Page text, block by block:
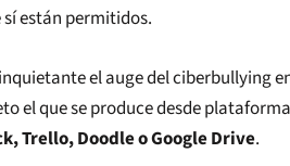
sí están permitidos.
el auge del ciberbullying
el que se produce desde
Trello, Doodle o Google Drive.